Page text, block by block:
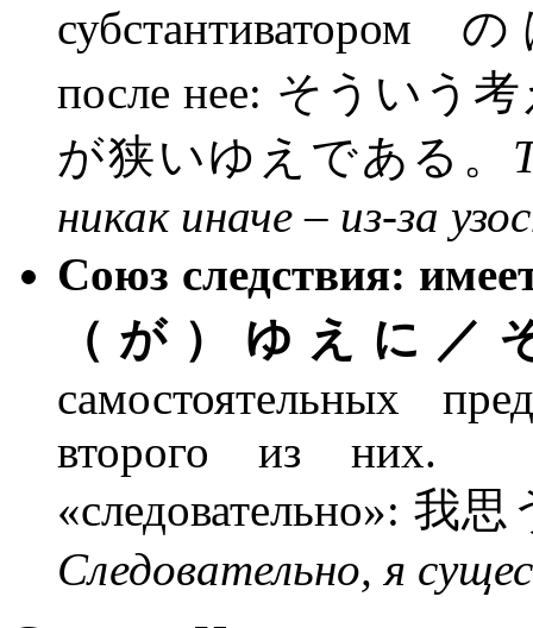
субстантиватором
после нее: そういう
が狭いゆえである。
никак иначе – из-за
Союз следствия:
（が）ゆえに／
самостоятельных
второго из них.
«следовательно»: 我
Следовательно, я